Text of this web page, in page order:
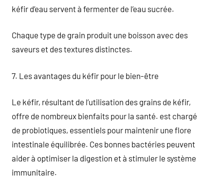
kéfir d’eau servent à fermenter de l’eau sucrée.
Chaque type de grain produit une boisson avec des
saveurs et des textures distinctes.
7. Les avantages du kéfir pour le bien-être
Le kéfir, résultant de l’utilisation des grains de kéfir,
offre de nombreux bienfaits pour la santé. est chargé
de probiotiques, essentiels pour maintenir une flore
intestinale équilibrée. Ces bonnes bactéries peuvent
aider à optimiser la digestion et à stimuler le système
immunitaire.